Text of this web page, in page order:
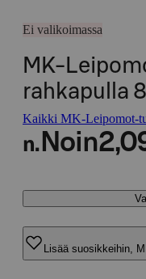
Ei valikoimassa
MK-
rahkapulla
Kaikki MK-Leipomot-
n. Noin
Lisää suosikkeihin,